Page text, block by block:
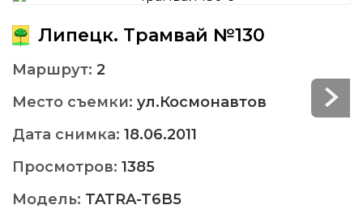
Липецк. Трамвай №130
Маршрут: 2
Место съемки: ул.Космонавтов
Дата снимка: 18.06.2011
Просмотров: 1385
Модель: TATRA-T6B5